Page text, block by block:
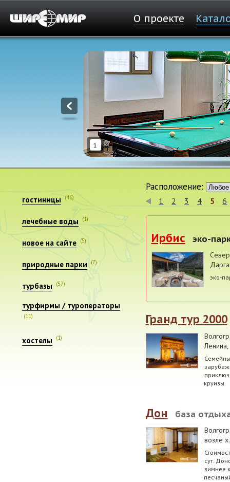
О проекте
1
гостиницы (46)
лечебные воды (1)
новое на сайте (5)
природные парки (7)
турбазы (57)
турфирмы / туроператоры
(11)
хостелы (1)
Расположение:
1 2 3 4 5 6
Ирбис эко-
эко-
Гранд тур 2000
круизы.
Дон база
возле
сут.
зимнее